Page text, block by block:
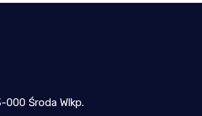
000 Środa Wlkp.